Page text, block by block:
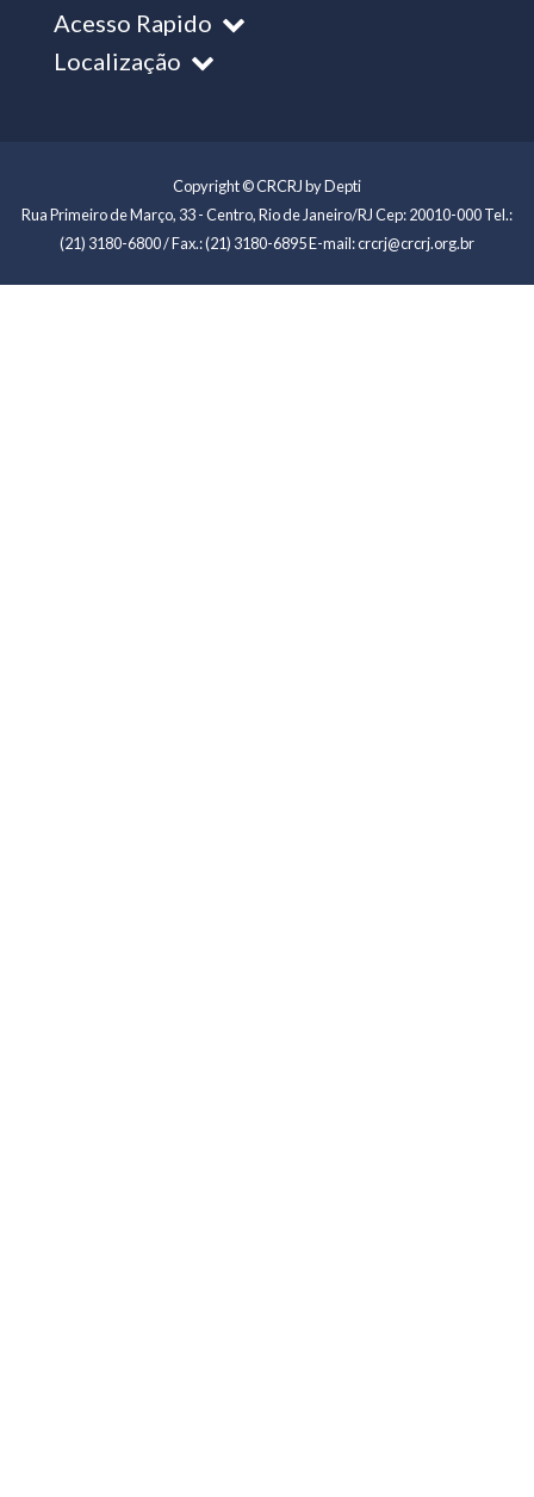
Acesso Rapido
Localização
Copyright © CRCRJ by Depti
Rua Primeiro de Março, 33 - Centro, Rio de Janeiro/RJ Cep: 20010-000 Tel.:
(21) 3180-6800 / Fax.: (21) 3180-6895 E-mail: crcrj@crcrj.org.br